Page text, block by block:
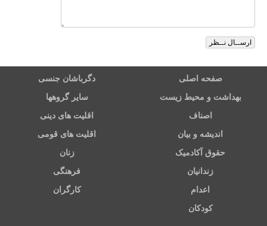
صفحه اصلی دگرباشان جنسی
بهداشت و محیط زیست سایر گروهها
اصناف اقلیت های دینی
اندیشه و بیان اقلیت های قومی
حقوق آکادمیک زنان
زندانیان فرهنگی
اعدام کارگران
کودکان